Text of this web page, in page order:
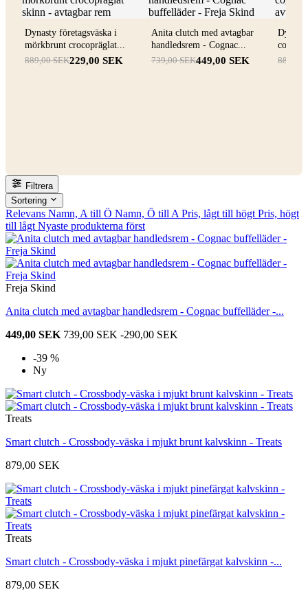
Dynasty företagsväska i
mörkbrunt crocopräglat...
889,00 SEK229,00 SEK
Anita clutch med avtagbar
handledsrem - Cognac...
739,00 SEK449,00 SEK
cognac
889,00
Filtrera
Sortering
Relevans Namn, A till Ö Namn, Ö till APris, lågt till högtPris, högt
till lågtNyaste produkterna först
Freja Skind
Anita clutch med avtagbar handledsrem - Cognac buffelläder -...
449,00 SEK 739,00 SEK -290,00 SEK
-39 %
Ny
Treats
Smart clutch - Crossbody-väska i mjukt brunt kalvskinn - Treats
879,00 SEK
Treats
Smart clutch - Crossbody-väska i mjukt pinefärgat kalvskinn -...
879,00 SEK